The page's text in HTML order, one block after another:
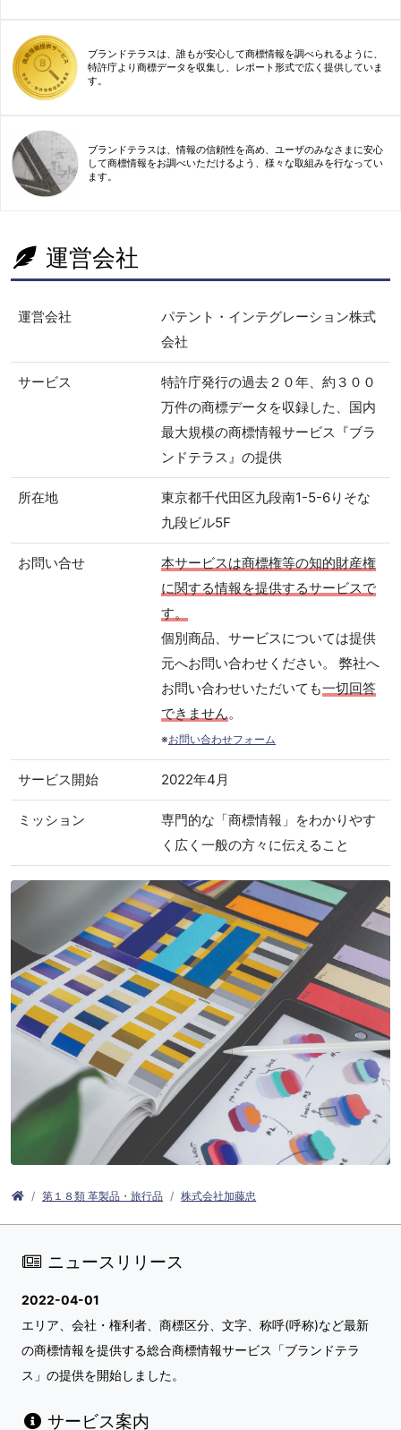
ブランドテラスは、誰もが安心して商標情報を調べられるように、
特許庁より商標データを収集し、レポート形式で広く提供していま
す。
ブランドテラスは、情報の信頼性を高め、ユーザのみなさまに安心
して商標情報をお調べいただけるよう、様々な取組みを行なってい
ます。
運営会社
運営会社
パテント・インテグレーション株式
会社
サービス
特許庁発行の過去２０年、約３００
万件の商標データを収録した、国内
最大規模の商標情報サービス『ブラ
ンドテラス』の提供
所在地
東京都千代田区九段南1-5-6りそな
九段ビル5F
お問い合せ
本サービスは商標権等の知的財産権
に関する情報を提供するサービスで
す。
個別商品、サービスについては提供
元へお問い合わせください。 弊社へ
お問い合わせいただいても一切回答
できません。
※お問い合わせフォーム
サービス開始 2022年4月
ミッション
専門的な「商標情報」をわかりやす
く広く一般の方々に伝えること
第１８類 革製品・旅行品 株式会社加藤忠
ニュースリリース
2022-04-01
エリア、会社・権利者、商標区分、文字、称呼(呼称)など最新
の商標情報を提供する総合商標情報サービス「ブランドテラ
ス」の提供を開始しました。
サービス案内